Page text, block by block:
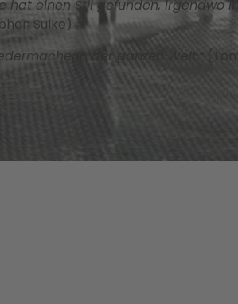
einen Stil gefunden, irgendwo im
Sulke)
der ganzen Welt.“